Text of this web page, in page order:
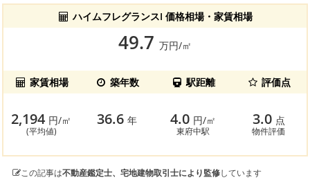
ハイムフレグランスI 価格相場・家賃相場
49.7 万円/㎡
家賃相場 築年数 駅距離 評価点
2,194 円/㎡
(平均値)
36.6年 4.0 円/㎡
東府中駅
3.0 点
物件評価
この記事は不動産鑑定士、宅地建物取引士により監修しています